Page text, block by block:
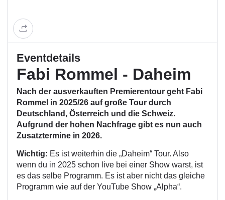
Eventdetails
Fabi Rommel - Daheim
Nach der ausverkauften Premierentour geht Fabi
Rommel in 2025/26 auf große Tour durch
Deutschland, Österreich und die Schweiz.
Aufgrund der hohen Nachfrage gibt es nun auch
Zusatztermine in 2026.
Wichtig: Es ist weiterhin die „Daheim“ Tour. Also
wenn du in 2025 schon live bei einer Show warst, ist
es das selbe Programm. Es ist aber nicht das gleiche
Programm wie auf der YouTube Show „Alpha“.